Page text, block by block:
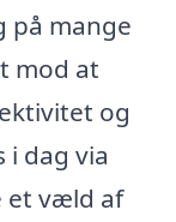
på mange
mod at
og
i dag via
et væld af